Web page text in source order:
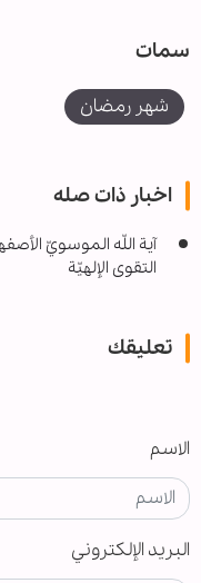
سمات
شهر رمضان
اخبار ذات صله
آية اللّه الموسويّ
التقوى الإلهيّة
تعليقك
الاسم
البريد الإلكتروني